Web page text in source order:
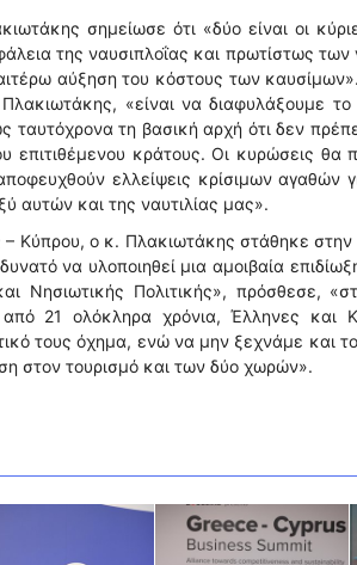
σημείωσε ότι «δύο είναι οι
της ναυσιπλοΐας και πρωτίστως των
αύξηση του κόστους των
«είναι να διαφυλάξουμε
ταυτόχρονα τη βασική αρχή ότι δεν
επιτιθέμενου κράτους. Οι κυρώσεις θα
ελλείψεις κρίσιμων αγαθών
αυτών και της ναυτιλίας μας».
Κύπρου, ο κ. Πλακιωτάκης στάθηκε στην
να υλοποιηθεί μια αμοιβαία
Νησιωτικής Πολιτικής», πρόσθεσε,
21 ολόκληρα χρόνια, Έλληνες και
τους όχημα, ενώ να μην ξεχνάμε και
στον τουρισμό και των δύο χωρών».